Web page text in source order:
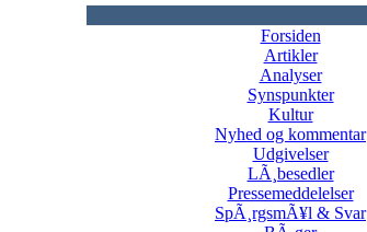
Forsiden
Artikler
Analyser
Synspunkter
Kultur
Nyhed og kommentar
Udgivelser
LÃ¸besedler
Pressemeddelelser
SpÃ¸rgsmÃ¥l & Svar